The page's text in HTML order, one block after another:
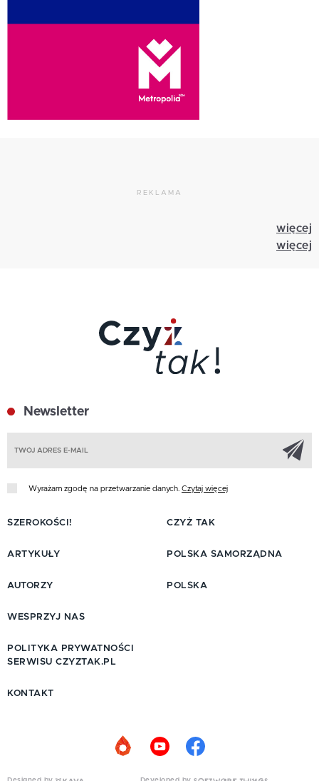
REKLAMA
więcej
więcej
Newsletter
Wyrażam zgodę na przetwarzanie danych. Czytaj więcej
SZEROKOŚCI!
ARTYKUŁY
AUTORZY
CZYŻ TAK
POLSKA SAMORZĄDNA
POLSKA
WESPRZYJ NAS
POLITYKA PRYWATNOŚCI
SERWISU CZYZTAK.PL
KONTAKT